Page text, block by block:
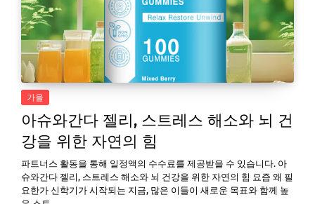
가을
아슈와간다 젤리, 스트레스 해소와 뇌 건
강을 위한 자연의 힘
파트너스 활동을 통해 일정액의 수수료를 제공받을 수 있습니다. 아
슈와간다 젤리, 스트레스 해소와 뇌 건강을 위한 자연의 힘 요즘 왜 필
요한가 신학기가 시작되는 지금, 많은 이들이 새로운 목표와 함께 높